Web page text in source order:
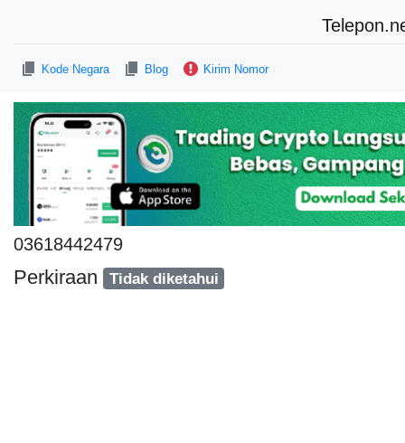
Kode Negara Blog Kirim Nomor
03618442479
Perkiraan Tidak diketahui